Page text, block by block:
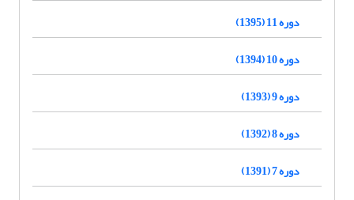
دوره 11 (1395)
دوره 10 (1394)
دوره 9 (1393)
دوره 8 (1392)
دوره 7 (1391)